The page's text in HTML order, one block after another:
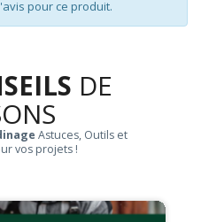
pour ce produit.
DE
Astuces, Outils et
vos projets !